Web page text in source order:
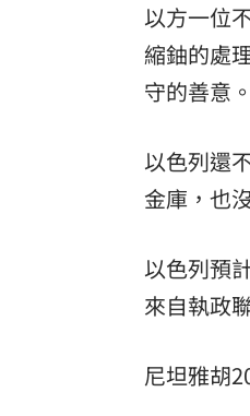
以方一位
縮鈾的處
守的善意。
以色列還
金庫，也
以色列預
來自執政
尼坦雅胡